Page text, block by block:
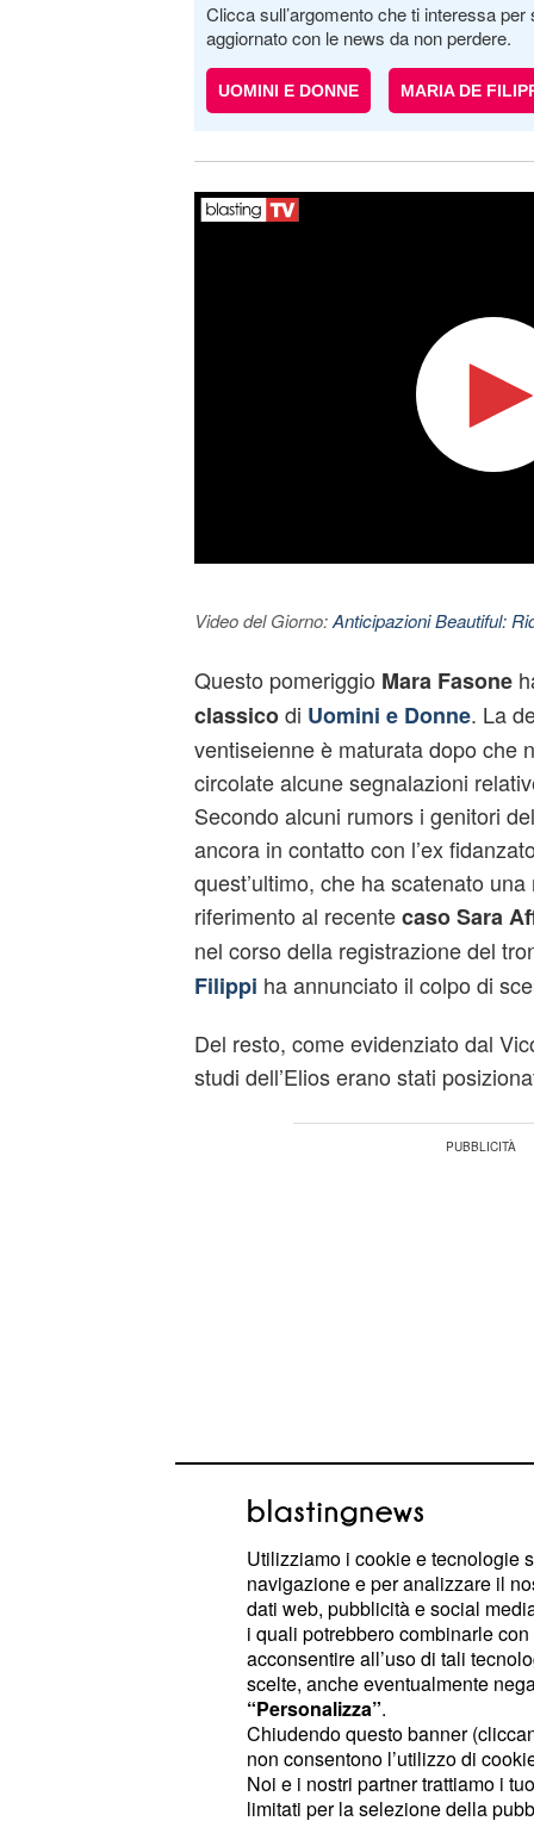
Clicca sull’argomento che ti interessa
aggiornato con le news da non perdere.
UOMINI E DONNE MARIA DE
Video del Giorno:Anticipazioni Beautiful:
Questo pomeriggio Mara Fasone
classicodi Uomini e Donne. La
ventiseienne è maturata dopo che
circolate alcune segnalazioni
Secondo alcuni rumors i genitori
ancora in contatto con l’ex
quest’ultimo, che ha scatenato
riferimento al recentecaso Sara
nel corso della registrazione del
Filippi ha annunciato il colpo di
Del resto, come evidenziato dal
studi dell’Elios erano stati
Mara Fasone ha spiazzato tutti
neanche in puntata per spiegare i
a lasciareUomini e Donne.
Il rifiuto di andare in
genitori
Inoltre sembra che la redazione
palermitanadi realizzare quanto
Utilizziamo i cookie e tecnologie
navigazione e per analizzare il
dati web, pubblicità e social
i quali potrebbero combinarle
acconsentire all’uso di tali
scelte, anche eventualmente
“Personalizza”.
Chiudendo questo banner
non consentono l’utilizzo di
Noi e i nostri partner trattiamo i
limitati per la selezione della